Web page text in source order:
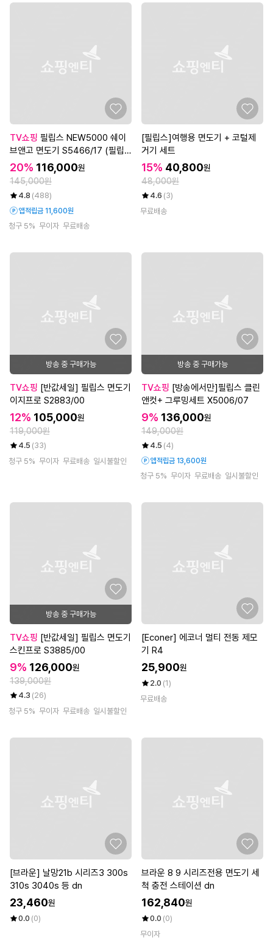
TV쇼핑
브앤고 면도기 S5466/17 (필립
스 S5000시리즈)
20% 116,000원
145,000원
4.8 (488)
앱적립금 11,600원
청구 5% 무이자 무료배송
[필립스]여행용 면도기 + 코털제
거기 세트
15% 40,800원
48,000원
4.6 (3)
무료배송
방송 중 구매가능
TV쇼핑
이지프로 S2883/00
12% 105,000원
119,000원
4.5 (33)
청구 5% 무이자 무료배송 일시불할인
방송 중 구매가능
TV쇼핑
앤컷+ 그루밍세트 X5006/07
9% 136,000원
149,000원
4.5 (4)
앱적립금 13,600원
청구 5% 무이자 무료배송 일시불할인
방송 중 구매가능
TV쇼핑
스킨프로 S3885/00
9% 126,000원
139,000원
4.3 (26)
청구 5% 무이자 무료배송 일시불할인
[Econer] 에코너 멀티 전동 제모
기 R4
25,900원
2.0 (1)
무료배송
[브라운] 날망21b 시리즈3 300s
310s 3040s 등 dn
23,460원
0.0 (0)
브라운 8 9 시리즈전용 면도기 세
척 충전 스테이션 dn
162,840원
0.0 (0)
무이자